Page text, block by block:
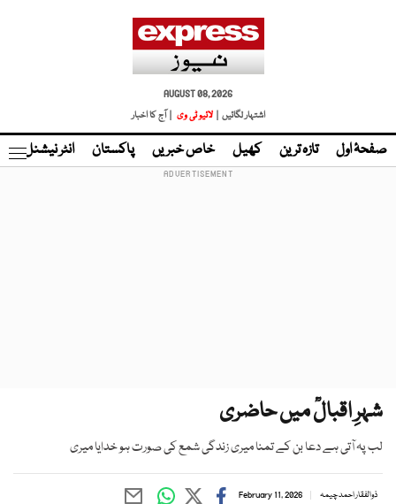
AUGUST 08, 2026
اشتہار لگائیں |
لائیو ٹی وی | آج کا اخبار
صفحۂ اول تازہ ترین کھیل خاص خبریں پاکستان انٹر نیشنل
شہرِ اقبالؒ میں حاضری
لب پہ آتی ہے دعا بن کے تمنا میری زندگی شمع کی صورت ہو خدایا میری
ذوالفقار احمد چیمہ February 11, 2026